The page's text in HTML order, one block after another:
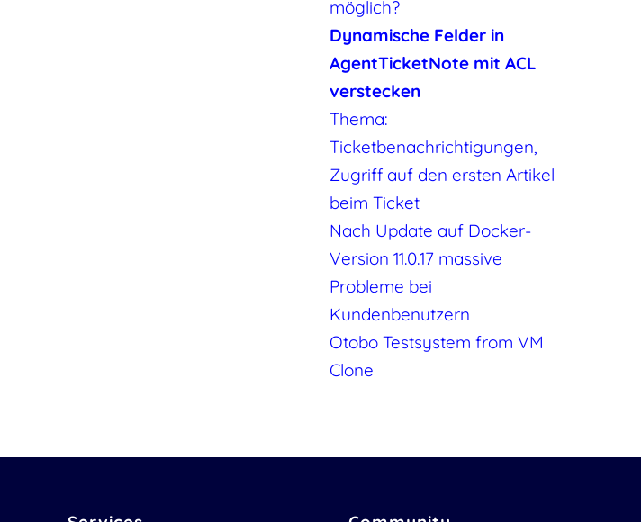
möglich?
Dynamische Felder in
AgentTicketNote mit ACL
verstecken
Thema:
Ticketbenachrichtigungen,
Zugriff auf den ersten Artikel
beim Ticket
Nach Update auf Docker-
Version 11.0.17 massive
Probleme bei
Kundenbenutzern
Otobo Testsystem from VM
Clone